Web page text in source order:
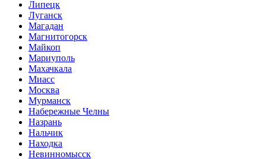
Липецк
Луганск
Магадан
Магнитогорск
Майкоп
Мариуполь
Махачкала
Миасс
Москва
Мурманск
Набережные Челны
Назрань
Нальчик
Находка
Невинномысск